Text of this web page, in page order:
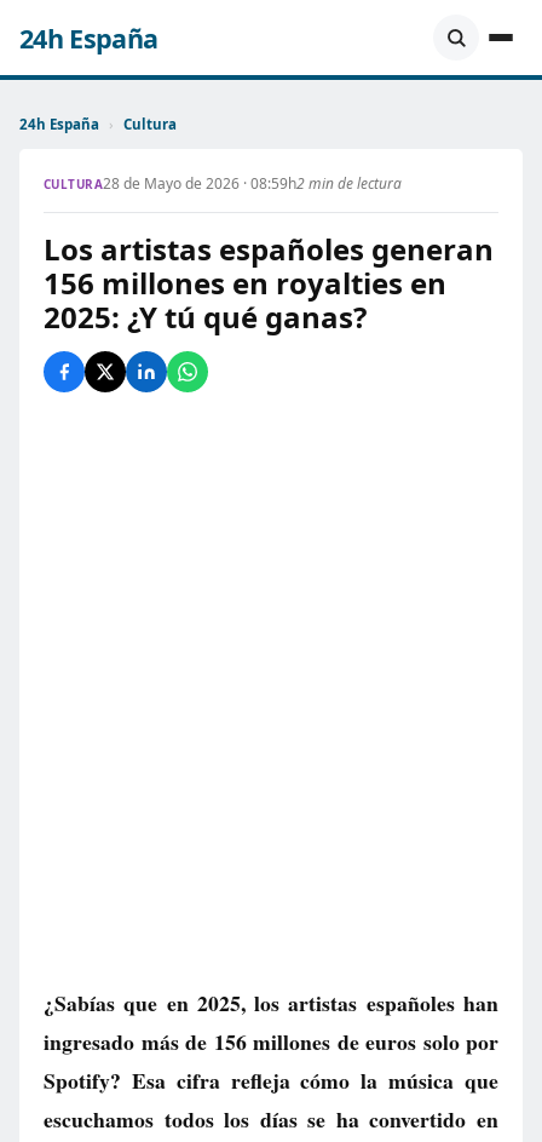
24h España
24h España › Cultura
CULTURA28 de Mayo de 2026 · 08:59h2 min de lectura
Los artistas españoles generan
156 millones en royalties en
2025: ¿Y tú qué ganas?
¿Sabías que en 2025, los artistas españoles han
ingresado más de 156 millones de euros solo por
Spotify? Esa cifra refleja cómo la música que
escuchamos todos los días se ha convertido en